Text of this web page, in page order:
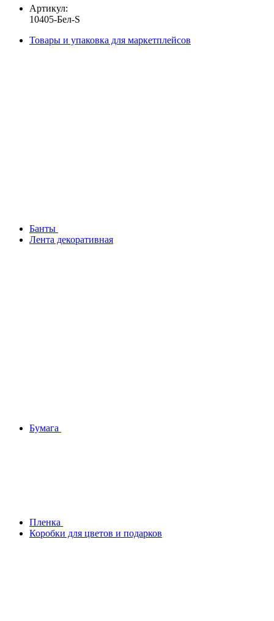
Артикул:
10405-Бел-S
Товары и упаковка для маркетплейсов
Банты
Лента декоративная
Бумага
Плeнка
Коробки для цветов и подарков